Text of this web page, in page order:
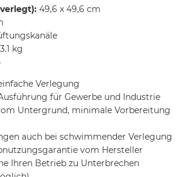
49,6 x 49,6 cm
3.1 kg
Verlegung
für Gewerbe und Industrie
Untergrund, minimale Vorbereitung
auch bei schwimmender Verlegung
vom Hersteller
Ihren Betrieb zu Unterbrechen